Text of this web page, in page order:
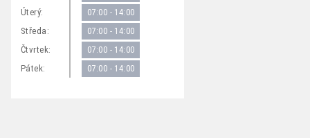
Úterý: 07:00 - 14:00
Středa: 07:00 - 14:00
Čtvrtek: 07:00 - 14:00
Pátek: 07:00 - 14:00